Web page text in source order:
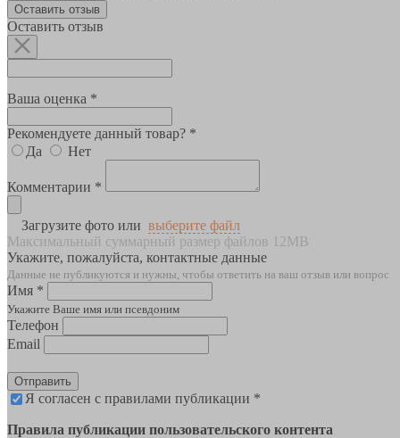
Оставить отзыв
Оставить отзыв
Ваша оценка *
Рекомендуете данный товар? *
Да
Нет
Комментарии *
Загрузите фото или выберите файл
Максимальный суммарный размер файлов 12MB
Укажите, пожалуйста, контактные данные
Данные не публикуются и нужны, чтобы ответить на ваш отзыв или вопрос
Имя *
Укажите Ваше имя или псевдоним
Телефон
Email
Отправить
Я согласен с правилами публикации *
Правила публикации пользовательского контента